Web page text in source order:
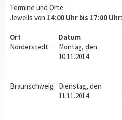
Termine und Orte
Jeweils von 14:00 Uhr bis 17:00 Uhr:
Ort Datum
Norderstedt
Montag, den
10.11.2014
Braunschweig
Dienstag, den
11.11.2014